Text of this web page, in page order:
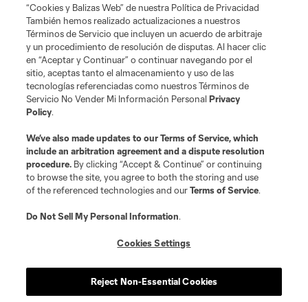
Terms of Service
Privacy Policy
Do Not Sell or Share My Personal Information
Cookies Settings
©2026 MLS. The Major League Soccer and MLS name and shield are
registered trademarks of Major League Soccer, L.L.C. (“MLS”). The names
and logos of MLS teams are registered and/or common law trademarks of
MLS or are used with the permission of their owners. Any unauthorized use
is forbidden.
“Cookies y Balizas Web” de nuestra Política de Privacidad
También hemos realizado actualizaciones a nuestros
Términos de Servicio que incluyen un acuerdo de arbitraje
y un procedimiento de resolución de disputas. Al hacer clic
en “Aceptar y Continuar” o continuar navegando por el
sitio, aceptas tanto el almacenamiento y uso de las
tecnologías referenciadas como nuestros Términos de
Servicio No Vender Mi Información PersonalPrivacy
Policy.
We’ve also made updates to ourTerms of Service, which
include an arbitration agreement and a dispute resolution
procedure. By clicking “Accept & Continue” or continuing
to browse the site, you agree to both the storing and use
of the referenced technologies and ourTerms of Service.
Do Not Sell My Personal Information.
Cookies Settings
Reject Non-Essential Cookies